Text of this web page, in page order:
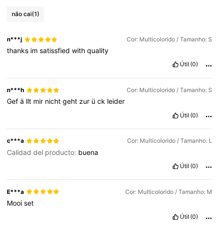
não cai(1)
n***j Cor: Multicolorido / Tamanho: S
thanks imsatissfiedwithquality
Útil (0)
n***h Cor: Multicolorido / Tamanho: S
Gefä llt mir nichtgehtzur ück leider
Útil (0)
c***a Cor: Multicolorido / Tamanho: L
Calidad del producto: buena
Útil (0)
E***a Cor: Multicolorido / Tamanho: M
Mooiset
Útil (0)